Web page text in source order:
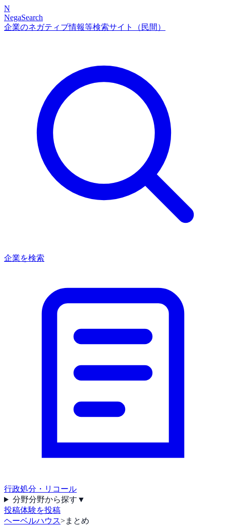
N
NegaSearch
企業のネガティブ情報等検索サイト（民間）
企業を検索
行政処分・リコール
分野分野から探す ▼
投稿体験を投稿
ヘーベルハウス>まとめ